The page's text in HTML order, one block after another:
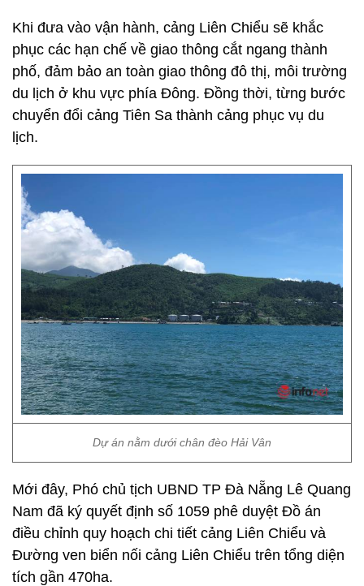
Khi đưa vào vận hành, cảng Liên Chiểu sẽ khắc
phục các hạn chế về giao thông cắt ngang thành
phố, đảm bảo an toàn giao thông đô thị, môi trường
du lịch ở khu vực phía Đông. Đồng thời, từng bước
chuyển đổi cảng Tiên Sa thành cảng phục vụ du
lịch.
Dự án nằm dưới chân đèo Hải Vân
Mới đây, Phó chủ tịch UBND TP Đà Nẵng Lê Quang
Nam đã ký quyết định số 1059 phê duyệt Đồ án
điều chỉnh quy hoạch chi tiết cảng Liên Chiểu và
Đường ven biển nối cảng Liên Chiểu trên tổng diện
tích gần 470ha.